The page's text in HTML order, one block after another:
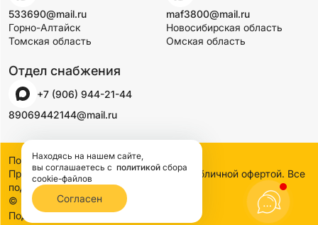
533690@mail.ru
Горно-Алтайск
Томская область
maf3800@mail.ru
Новосибирская область
Омская область
Отдел снабжения
+7 (906) 944-21-44
89069442144@mail.ru
Политика конфиденциальности
Предложения на сайте не являются публичной офертой. Все
подробности узнавайте по телефону
© 2000-2026 SSDCO. Сибстройдвор.
Поддержка сайтаBTB Digital
Находясь на нашем сайте,
вы соглашаетесь с политикой сбора
cookie-файлов
Согласен